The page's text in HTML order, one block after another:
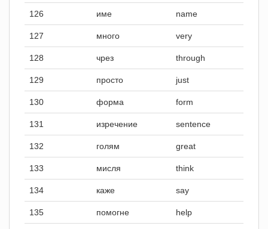
126 име name
127 много very
128 чрез through
129 просто just
130 форма form
131 изречение sentence
132 голям great
133 мисля think
134 каже say
135 помогне help